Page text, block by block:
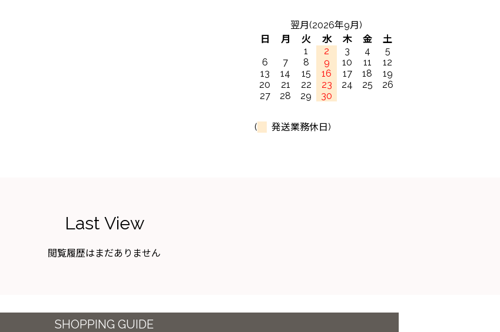
翌月(2026年9月)
日
月 火 水 木 金
土
1
2 3 4
5
6
7 8 9 10 11
12
13
14 15 16 17 18
19
20
21 22 23 24 25
26
27
28 29 30
( 発送業務休日)
Last View
閲覧履歴はまだありません
SHOPPING GUIDE